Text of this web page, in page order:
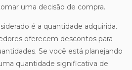
uma decisão de compra.
é a quantidade adquirida.
oferecem descontos para
Se você está planejando
quantidade significativa de